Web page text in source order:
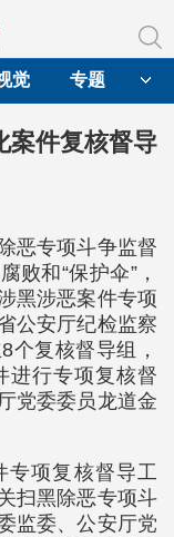
觉 专题
案件复核督导
恶专项斗争监督
败和“保护伞”，
黑涉恶案件专项
公安厅纪检监察
个复核督导组，
进行专项复核督
党委委员龙道金
专项复核督导工
扫黑除恶专项斗
监委、公安厅党